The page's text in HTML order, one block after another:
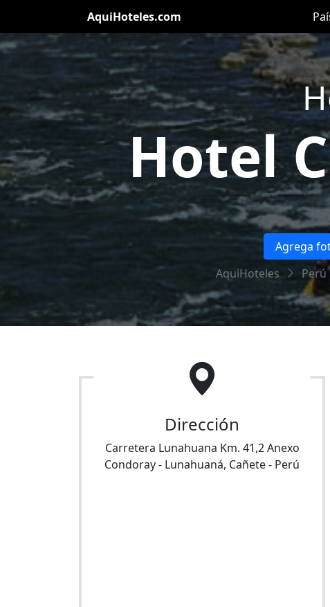
AquiHoteles.com
Hotel
Agrega
AquiHoteles
Perú
Dirección
Carretera Lunahuana Km. 41,2 Anexo
Condoray- Lunahuaná, Cañete- Perú